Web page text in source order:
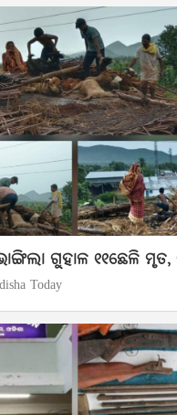
ଗୁହାଳ ୧୧ଛେଳି
Today